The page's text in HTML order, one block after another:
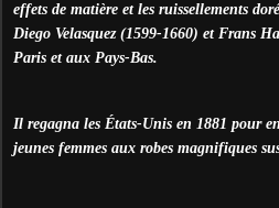
effets de matière et les ruissellements
Diego Velasquez (1599-1660) et Frans
Paris et aux Pays-Bas.
Il regagna les États-Unis en 1881 pour
jeunes femmes aux robes magnifiques